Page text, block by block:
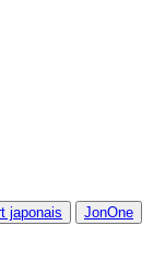
japonais
JonOne